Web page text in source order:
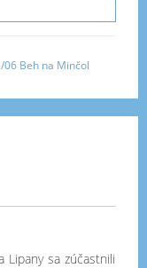
06 Beh na Minčol
Lipany sa zúčastnili